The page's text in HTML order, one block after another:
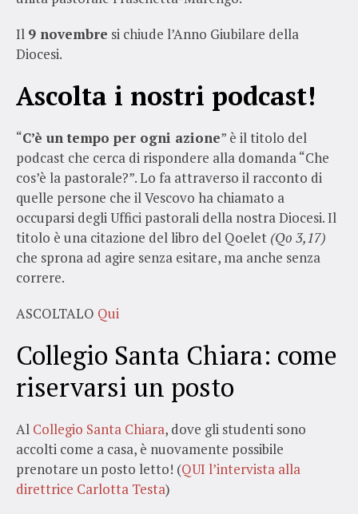
Il 9 novembre si chiude l’Anno Giubilare della
Diocesi.
Ascolta i nostri podcast!
“C’è un tempo per ogni azione” è il titolo del
podcast che cerca di rispondere alla domanda “Che
cos’è la pastorale?”. Lo fa attraverso il racconto di
quelle persone che il Vescovo ha chiamato a
occuparsi degli Uffici pastorali della nostra Diocesi. Il
titolo è una citazione del libro del Qoelet (Qo 3,17)
che sprona ad agire senza esitare, ma anche senza
correre.
ASCOLTALO Qui
Collegio Santa Chiara: come
riservarsi un posto
Al Collegio Santa Chiara, dove gli studenti sono
accolti come a casa, è nuovamente possibile
prenotare un posto letto! (QUI l’intervista alla
direttrice Carlotta Testa)